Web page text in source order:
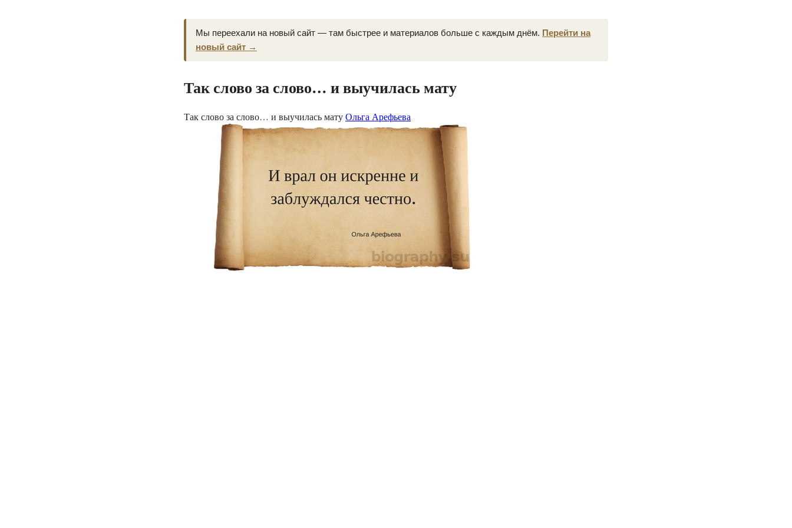
Мы переехали на новый сайт — там быстрее и материалов больше с каждым днём. Перейти на
новый сайт →
Так слово за слово… и выучилась мату
Так слово за слово… и выучилась матуОльга Арефьева